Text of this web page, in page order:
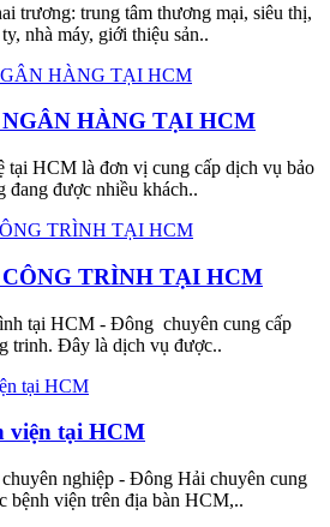
trương: trung tâm thương mại, siêu thị,
nhà máy, giới thiệu sản..
HÀNG TẠI HCM
tại HCM là đơn vị cung cấp dịch vụ bảo
đang được nhiều khách..
TRÌNH TẠI HCM
tại HCM - Đông chuyên cung cấp
trinh. Đây là dịch vụ được..
viện tại HCM
nghiệp - Đông Hải chuyên cung
bệnh viện trên địa bàn HCM,..